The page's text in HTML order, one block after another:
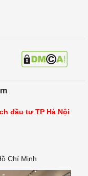
đầu tư TP Hà Nội
Chí Minh